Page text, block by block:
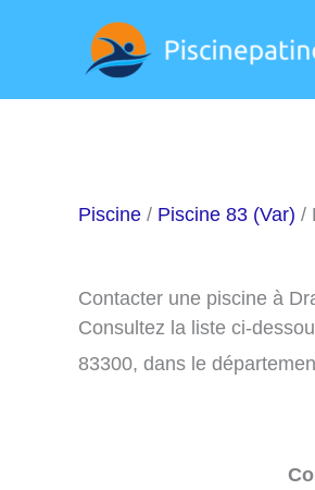
Piscine / Piscine 83 (Var) /
Contacter une piscine à
Consultez la liste ci-
83300, dans le